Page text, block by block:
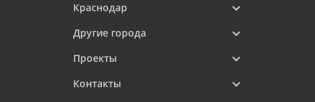
Краснодар
Другие города
Проекты
Контакты